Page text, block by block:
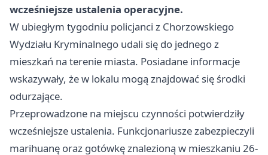
wcześniejsze ustalenia operacyjne.
W ubiegłym tygodniu policjanci z Chorzowskiego
Wydziału Kryminalnego udali się do jednego z
mieszkań na terenie miasta. Posiadane informacje
wskazywały, że w lokalu mogą znajdować się środki
odurzające.
Przeprowadzone na miejscu czynności potwierdziły
wcześniejsze ustalenia. Funkcjonariusze zabezpieczyli
marihuanę oraz gotówkę znalezioną w mieszkaniu 26-